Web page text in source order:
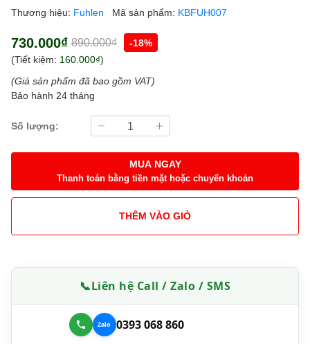
Thương hiệu: Fuhlen Mã sản phẩm: KBFUH007
730.000₫ 890.000₫
-18%
(Tiết kiệm: 160.000₫)
(Giá sản phẩm đã bao gồm VAT)
Bảo hành 24 tháng
Số lượng:
MUA NGAY
Thanh toán bằng tiền mặt hoặc chuyển khoản
THÊM VÀO GIỎ
📞Liên hệ Call / Zalo / SMS
0393 068 860